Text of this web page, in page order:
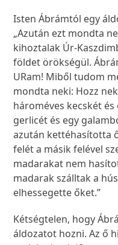
Isten Ábrámtól egy
„Azután ezt mondta
kihoztalak Úr-
földet örökségül.
URam! Miből tudom
mondta neki: Hozz
hároméves kecskét
gerlicét és egy
azután kettéhasította
felét a másik felével
madarakat nem
madarak szálltak a
elhessegette őket.”
Kétségtelen, hogy
áldozatot hozni. Az ő